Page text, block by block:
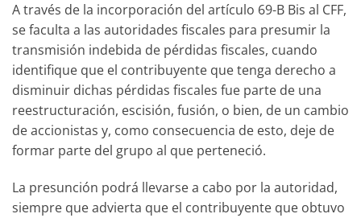
A través de la incorporación del artículo 69-B Bis al CFF,
se faculta a las autoridades fiscales para presumir la
transmisión indebida de pérdidas fiscales, cuando
identifique que el contribuyente que tenga derecho a
disminuir dichas pérdidas fiscales fue parte de una
reestructuración, escisión, fusión, o bien, de un cambio
de accionistas y, como consecuencia de esto, deje de
formar parte del grupo al que perteneció.
La presunción podrá llevarse a cabo por la autoridad,
siempre que advierta que el contribuyente que obtuvo